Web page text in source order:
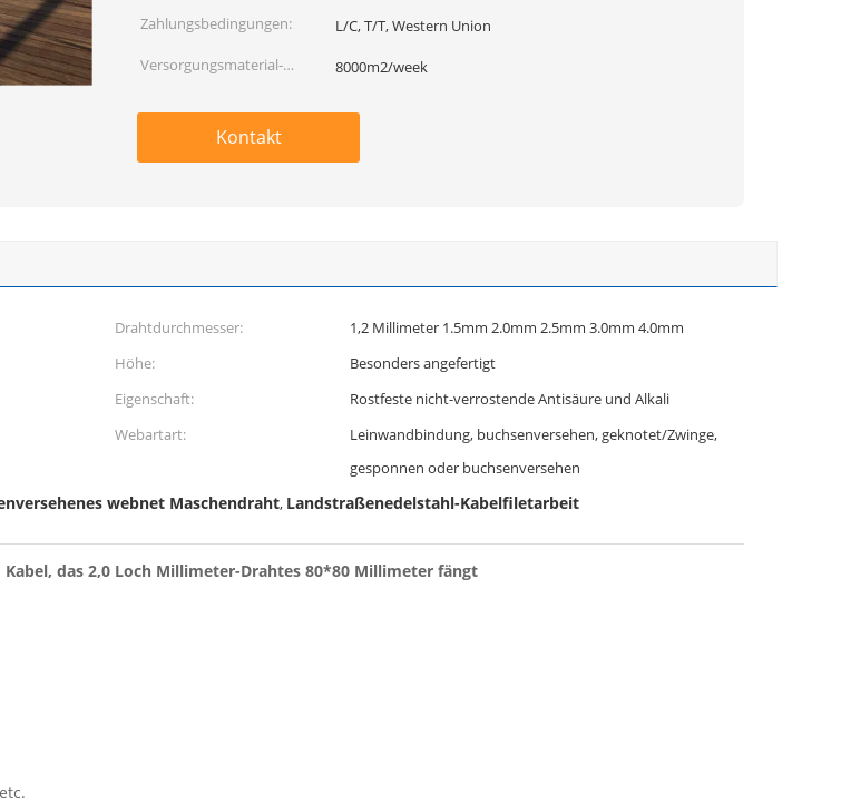
Zahlungsbedingungen:
L/C, T/T, Western Union
Versorgungsmaterial-
8000m2/week
Kontakt
Drahtdurchmesser:
1,2 Millimeter 1.5mm 2.0mm 2.5mm 3.0mm 4.0mm
Höhe:
Besonders angefertigt
Eigenschaft:
Rostfeste nicht-verrostende Antisäure und Alkali
Webartart:
Leinwandbindung, buchsenversehen, geknotet/Zwinge,
gesponnen oder buchsenversehen
webnet Maschendraht, Landstraßenedelstahl-Kabelfiletarbeit
das 2,0 Loch Millimeter-Drahtes 80*80 Millimeter fängt